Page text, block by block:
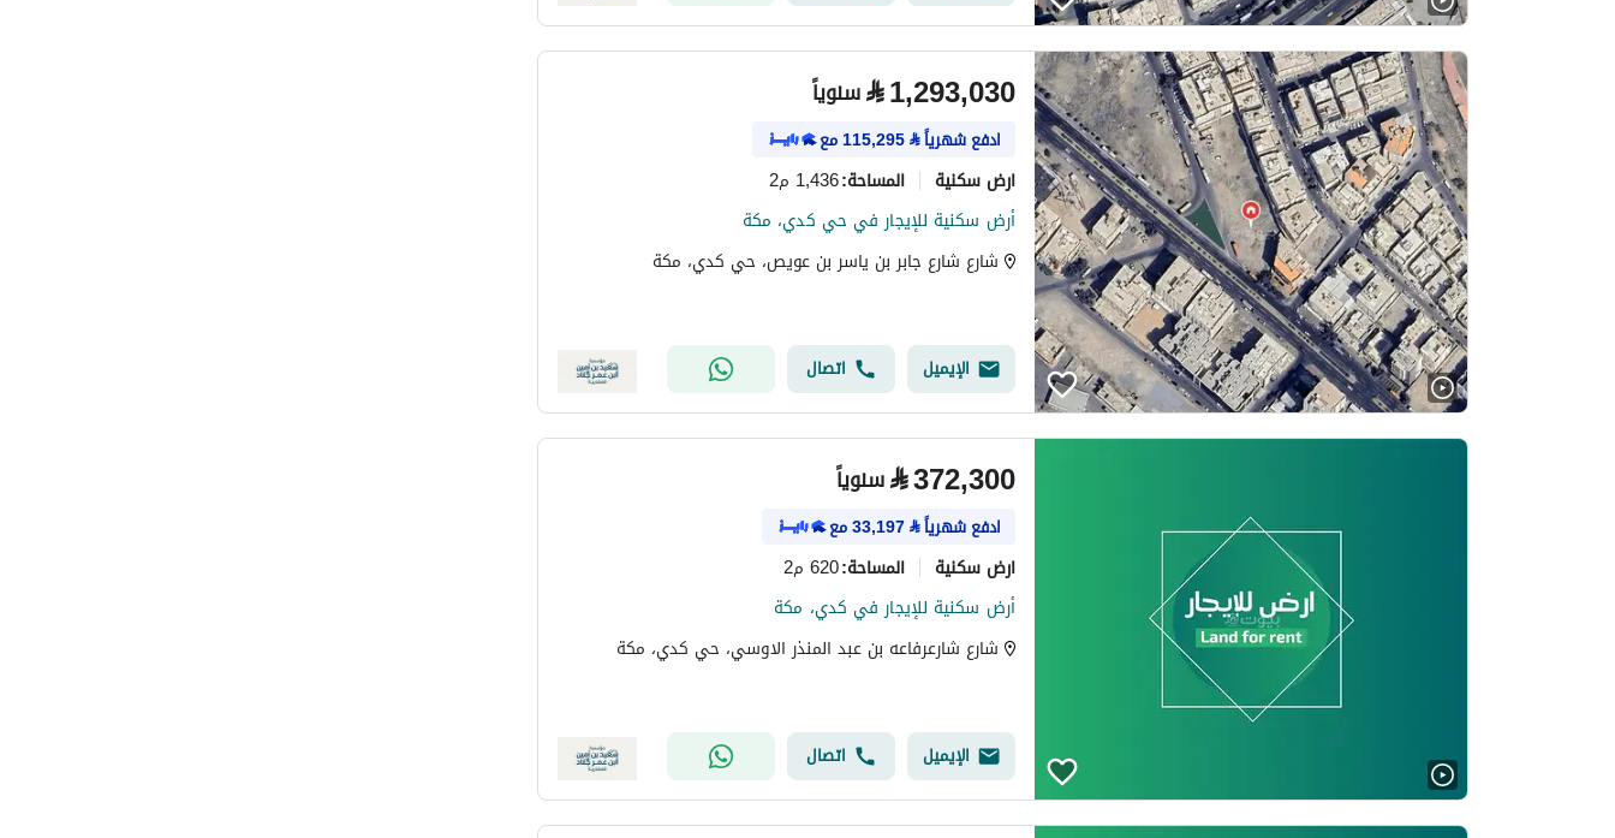
⃁1,293,030 سنوياً
ادفع شهرياً⃁
115,295مع
ارض سكنية المساحة:1,436 م2
أرض سكنية للإيجار في حي كدي، مكة
شارع شارع جابر بن ياسر بن عويص، حي كدي، مكة
الإيميل اتصال
⃁372,300 سنوياً
ادفع شهرياً⃁
33,197مع
ارض سكنية المساحة:620 م2
أرض سكنية للإيجار في كدي، مكة
شارع شارعرفاعه بن عبد المنذر الاوسي، حي كدي، مكة
الإيميل اتصال